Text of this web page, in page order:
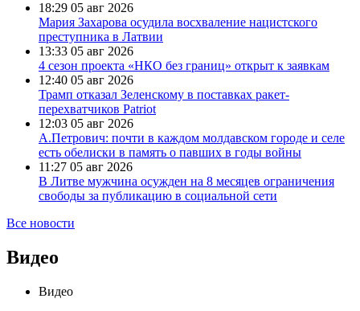
18:29 05 авг 2026
Мария Захарова осудила восхваление нацистского
преступника в Латвии
13:33 05 авг 2026
4 сезон проекта «НКО без границ» открыт к заявкам
12:40 05 авг 2026
Трамп отказал Зеленскому в поставках ракет-
перехватчиков Patriot
12:03 05 авг 2026
А.Петрович: почти в каждом молдавском городе и селе
есть обелиски в память о павших в годы войны
11:27 05 авг 2026
В Литве мужчина осужден на 8 месяцев ограничения
свободы за публикацию в социальной сети
Все новости
Видео
Видео